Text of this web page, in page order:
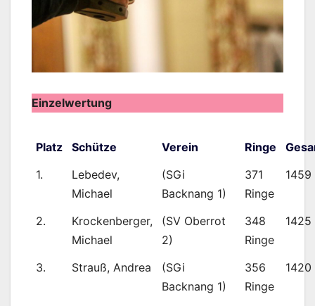
Einzelwertung
Platz Schütze Verein Ringe
1.
Lebedev,
Michael
(SGi
Backnang 1)
371
Ringe
1459
2.
Krockenberger,
Michael
(SV Oberrot
2)
348
Ringe
1425
3. Strauß, Andrea
(SGi
Backnang 1)
356
Ringe
1420